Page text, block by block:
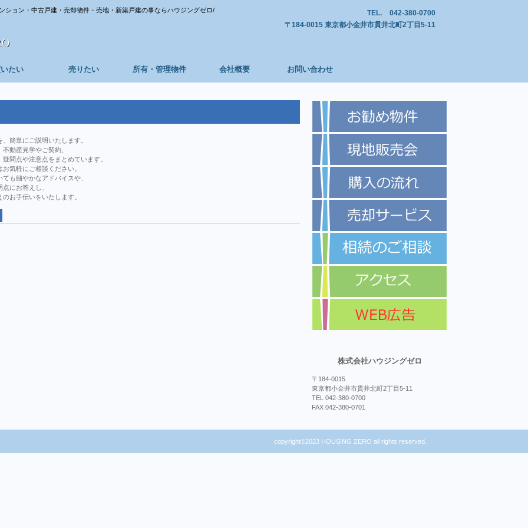
ション・中古戸建・売却物件・売地・新築戸建の事ならハウジングゼロ/ TEL.
042-380-0700
〒184-0015 東京都小金井市貫井北町2丁目5-11
簡単にご説明いたします。
動産見学やご契約、
問点や注意点をまとめています。
気軽にご相談ください。
も細やかなアドバイスや、
にお答えし、
お手伝いをいたします。
たい 売りたい 所有・管理物件 会社概要 お問い合わせ
株式会社ハウジングゼロ
〒184-0015
東京都小金井市貫井北町2丁目5-11
TEL 042-380-0700
FAX 042-380-0701
copyright©2023 HOUSING ZERO all rights reserved.